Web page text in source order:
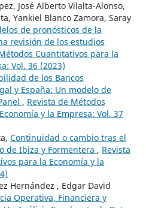
José Alberto Vilalta-Alonso,
Yankiel Blanco Zamora, Saray
de pronósticos de la
revisión de los estudios
Cuantitativos para la
Vol. 36 (2023)
de los Bancos
y España: Un modelo de
, Revista de Métodos
y la Empresa: Vol. 37
Continuidad o cambio tras el
de Ibiza y Formentera , Revista
para la Economía y la
Hernández , Edgar David
Operativa, Financiera y